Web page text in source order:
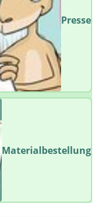
Presse
Materialbestellung